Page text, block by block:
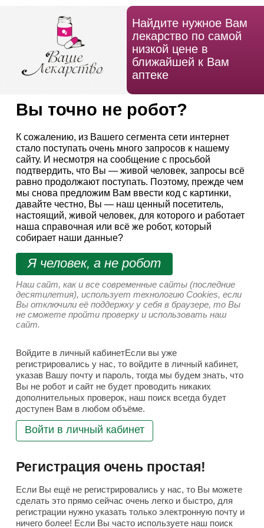
Найдите нужное Вам
лекарство по самой
низкой цене в
ближайшей к Вам
аптеке
Вы точно не робот?
К сожалению, из Вашего сегмента сети интернет
стало поступать очень много запросов к нашему
сайту. И несмотря на сообщение с просьбой
подтвердить, что Вы — живой человек, запросы всё
равно продолжают поступать. Поэтому, прежде чем
мы снова предложим Вам ввести код с картинки,
давайте честно, Вы — наш ценный посетитель,
настоящий, живой человек, для которого и работает
наша справочная или всё же робот, который
собирает наши данные?
Я человек, а не робот
Наш сайт, как и все современные сайты (последние
десятилетия), использует технологию Cookies, если
Вы отключили её поддержку у себя в браузере, то Вы
не сможете пройти проверку и использовать наш
сайт.
Войдите в личный кабинетЕсли вы уже
регистрировались у нас, то войдите в личный кабинет,
указав Вашу почту и пароль, тогда мы будем знать, что
Вы не робот и сайт не будет проводить никаких
дополнительных проверок, наш поиск всегда будет
доступен Вам в любом объёме.
Войти в личный кабинет
Регистрация очень простая!
Если Вы ещё не регистрировались у нас, то Вы можете
сделать это прямо сейчас очень легко и быстро, для
регистрации нужно указать только электронную почту и
ничего более! Если Вы часто используете наш поиск